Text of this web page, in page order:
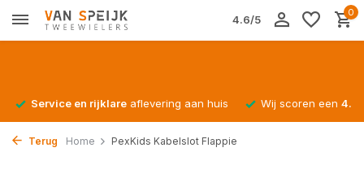
4.6/5
0
Service en rijklare aflevering aan huis Wij scoren een
Terug Home PexKids Kabelslot Flappie